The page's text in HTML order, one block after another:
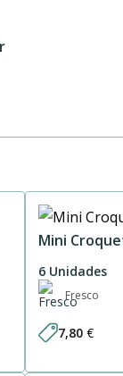
Mini
6 Unidades
Fresco
7,80 €